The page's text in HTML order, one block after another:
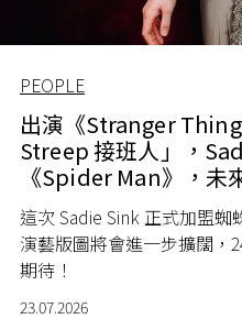
PEOPLE
出演《Stranger
Streep 接班人」，
《Spider Man》，未
這次 Sadie Sink 正式加盟
演藝版圖將會進一步擴闊，
期待！
23.07.2026